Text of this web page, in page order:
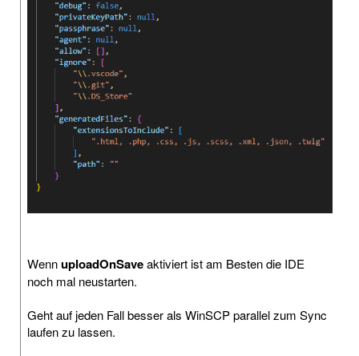
WennuploadOnSaveaktiviert ist am Besten die IDE
noch mal neustarten.
Geht auf jeden Fall besser als WinSCP parallel zum Sync
laufen zu lassen.